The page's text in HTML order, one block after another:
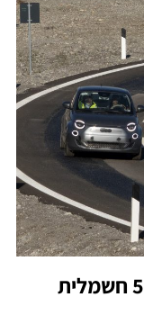
טעינה אינדוקטיבית: פיאט 500 חשמלית